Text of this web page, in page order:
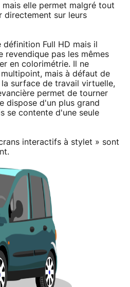
elle permet malgré tout
directement sur leurs
Full HD mais il
revendique pas les mêmes
en colorimétrie. Il ne
mais à défaut de
surface de travail virtuelle,
permet de tourner
dispose d'un plus grand
se contente d'une seule
interactifs à stylet » sont